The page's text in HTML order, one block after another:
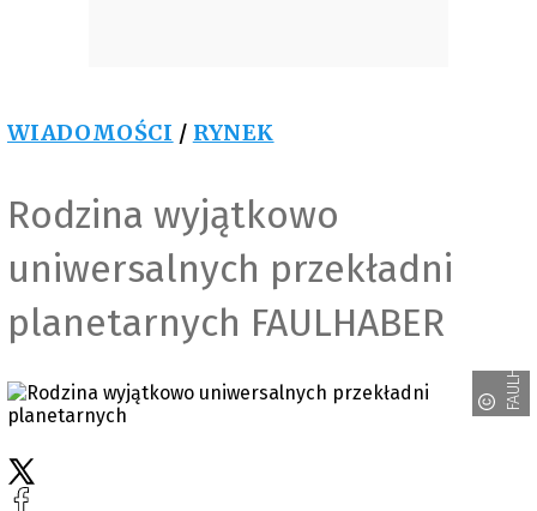
WIADOMOŚCI / RYNEK
Rodzina wyjątkowo
uniwersalnych przekładni
planetarnych FAULHABER
FAULHABER